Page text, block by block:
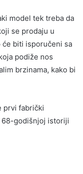
model tek treba da
se prodaju u
će biti isporučeni sa
podiže nos
brzinama, kako bi
prvi fabrički
68-godišnjoj istoriji